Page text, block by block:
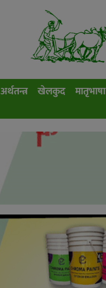
अर्थतन्त्र खेलकुद मातृभाषा